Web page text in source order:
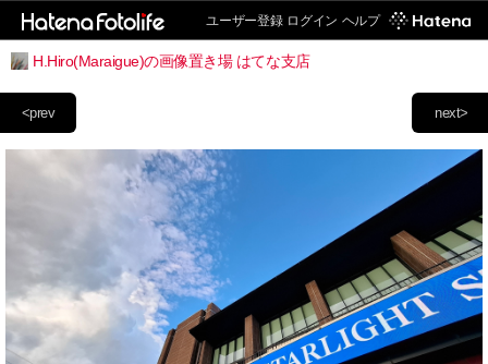
ユーザー登録 ログイン ヘルプ
H.Hiro(Maraigue)の画像置き場 はてな支店
next>
<prev